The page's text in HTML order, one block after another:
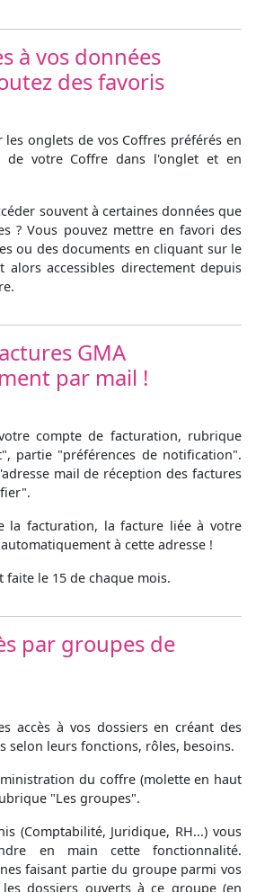
à vos données
des favoris
onglets de vos Coffres préférés en
votre Coffre dans l'onglet et en
souvent à certaines données que
? Vous pouvez mettre en favori des
ou des documents en cliquant sur le
alors accessibles directement depuis
GMA
par mail !
compte de facturation, rubrique
partie "préférences de notification".
mail de réception des factures
la facturation, la facture liée à votre
à cette adresse !
faite le 15 de chaque mois.
par groupes de
accès à vos dossiers en créant des
selon leurs fonctions, rôles, besoins.
du coffre (molette en haut
"Les groupes".
(Comptabilité, Juridique, RH...) vous
en main cette fonctionnalité.
faisant partie du groupe parmi vos
dossiers ouverts à ce groupe (en